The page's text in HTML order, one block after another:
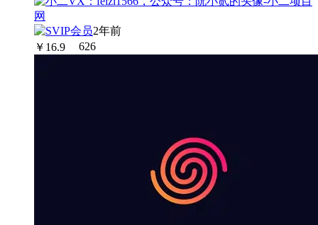
2年前
￥ 16.9 626